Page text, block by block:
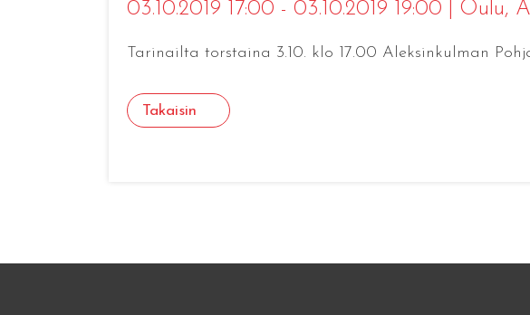
03.10.2019 17:00 - 03.10.2019 19:00 Oulu,
Tarinailta torstaina 3.10. klo 17.00 Aleksinkulman
Takaisin